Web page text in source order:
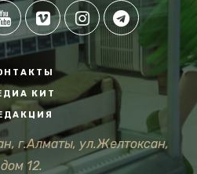
КИТ
г.Алматы, ул.Желтоксан,
дом 12.